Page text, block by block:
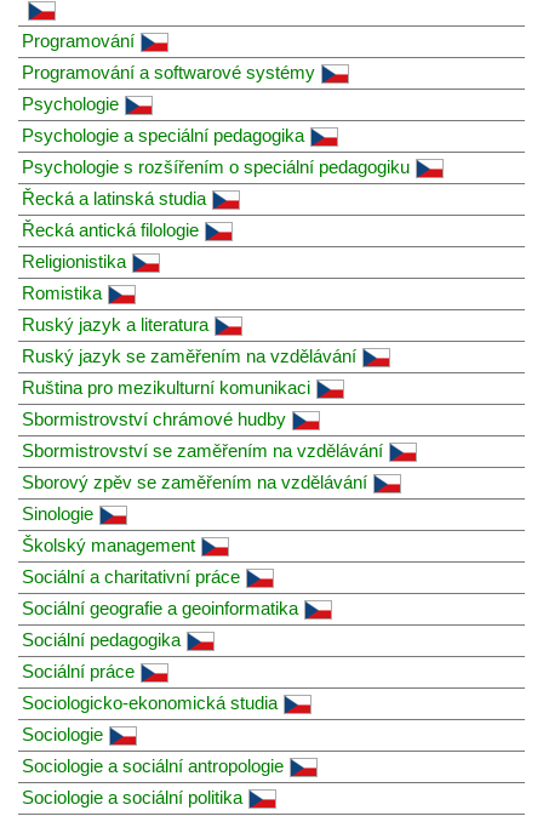
Programování
Programování a softwarové systémy
Psychologie
Psychologie a speciální pedagogika
Psychologie s rozšířením o speciální pedagogiku
Řecká a latinská studia
Řecká antická filologie
Religionistika
Romistika
Ruský jazyk a literatura
Ruský jazyk se zaměřením na vzdělávání
Ruština pro mezikulturní komunikaci
Sbormistrovství chrámové hudby
Sbormistrovství se zaměřením na vzdělávání
Sborový zpěv se zaměřením na vzdělávání
Sinologie
Školský management
Sociální a charitativní práce
Sociální geografie a geoinformatika
Sociální pedagogika
Sociální práce
Sociologicko-ekonomická studia
Sociologie
Sociologie a sociální antropologie
Sociologie a sociální politika